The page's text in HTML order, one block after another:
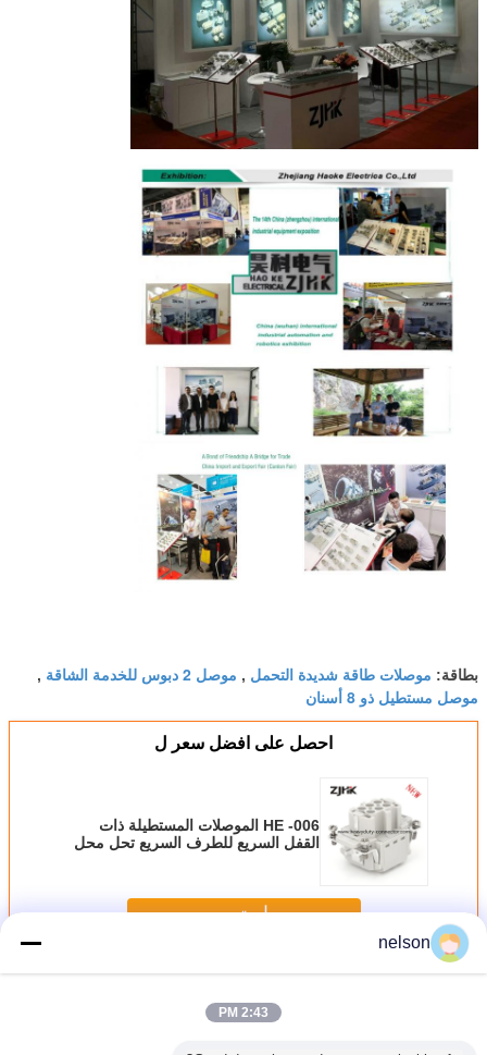
بطاقة: موصلات طاقة شديدة التحمل , موصل 2 دبوس للخدمة الشاقة ,
موصل مستطيل ذو 8 أسنان
احصل على افضل سعر ل
HE -006 الموصلات المستطيلة ذات
القفل السريع للطرف السريع تحل محل
استمر
أكثرموصل شديد التحمل
nelson
2:43 PM